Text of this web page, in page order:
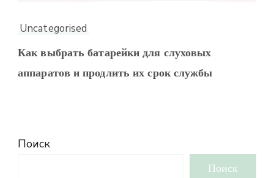
Uncategorised
Как выбрать батарейки для слуховых
аппаратов и продлить их срок службы
Поиск
Поиск